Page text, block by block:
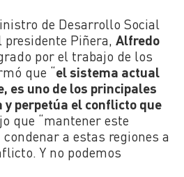
de Desarrollo Social
Piñera, Alfredo
por el trabajo de los
que “el sistema actual
es uno de los principales
perpetúa el conflicto que
que “mantener este
a estas regiones a
Y no podemos